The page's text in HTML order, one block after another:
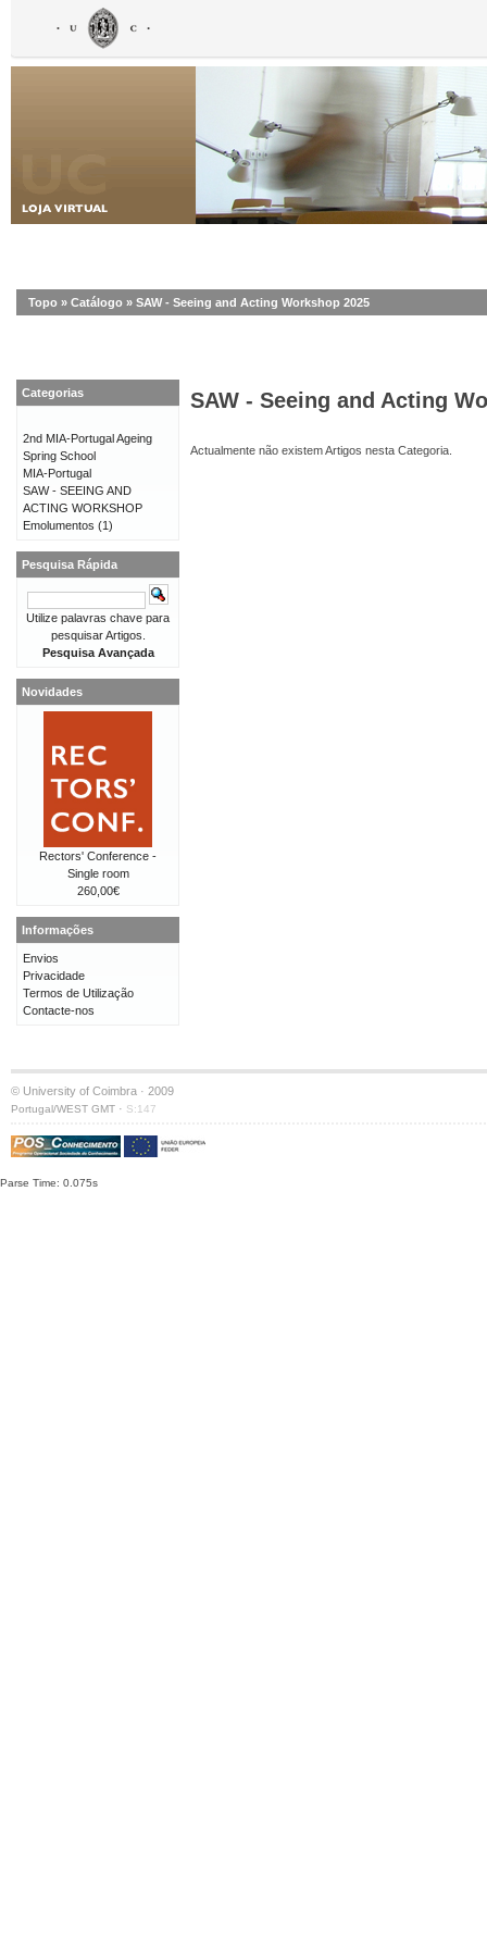
Topo » Catálogo » SAW - Seeing and Acting Workshop 2025
SAW - Seeing and Acting
Actualmente não existem Artigos nesta Categoria.
Categorias
2nd MIA-Portugal Ageing
Spring School
MIA-Portugal
SAW - SEEING AND
ACTING WORKSHOP
Emolumentos (1)
Pesquisa Rápida
Utilize palavras chave para
pesquisar Artigos.
Pesquisa Avançada
Novidades
Rectors' Conference -
Single room
260,00€
Informações
Envios
Privacidade
Termos de Utilização
Contacte-nos
© University of Coimbra · 2009
Portugal/WEST GMT · S:147
Parse Time: 0.075s